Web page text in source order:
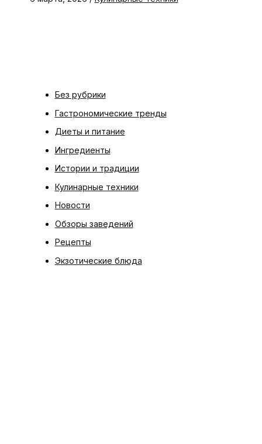
Без рубрики
Гастрономические тренды
Диеты и питание
Ингредиенты
Истории и традиции
Кулинарные техники
Новости
Обзоры заведений
Рецепты
Экзотические блюда